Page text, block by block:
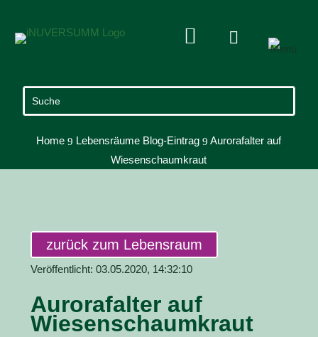
 
Home 9 Lebensräume Blog-Eintrag 9 Aurorafalter auf
Wiesenschaumkraut
zurück zum Lebensraum
Veröffentlicht: 03.05.2020, 14:32:10
Aurorafalter auf
Wiesenschaumkraut